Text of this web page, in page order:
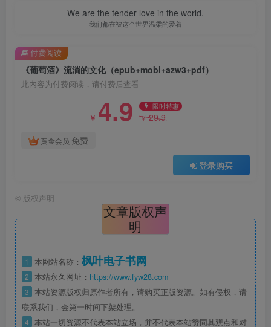
We are the tender love in the world.
我们都在被这个世界温柔的爱着
《葡萄酒》流淌的文化（epub+mobi+azw3+pdf）
此内容为付费阅读，请付费后查看
￥ 4.9 限时特惠
￥29.9
黄金会员 免费
登录购买
付费阅读
© 版权声明
文章版权声
明
1 本网站名称： 枫叶电子书网
2 本站永久网址： https://www.fyw28.com
3 本站资源版权归原作者所有，请购买正版资源。如有侵权，请
联系我们，会第一时间下架处理。
4 本站一切资源不代表本站立场，并不代表本站赞同其观点和对